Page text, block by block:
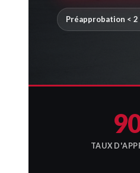
Préapprobation < 2
TAUX